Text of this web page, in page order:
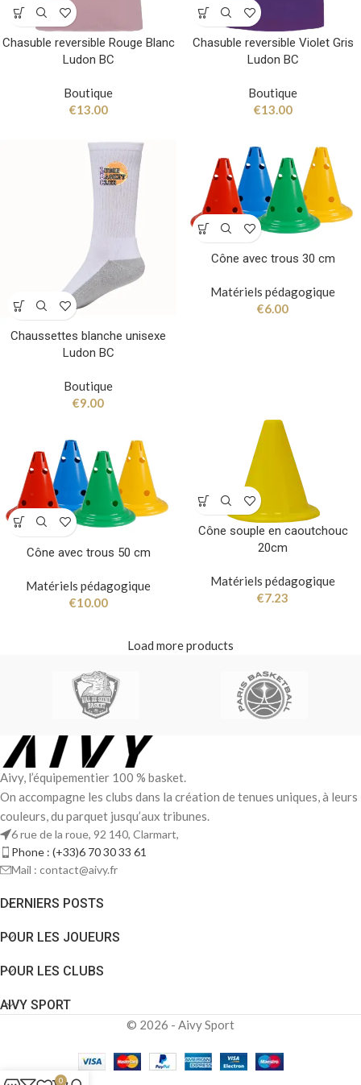
Chasuble reversible Rouge Blanc
Ludon BC
Boutique
€13.00
Chasuble reversible Violet Gris
Ludon BC
Boutique
€13.00
Chaussettes blanche unisexe
Ludon BC
Boutique
€9.00
Cône avec trous 30 cm
Matériels pédagogique
€6.00
Cône avec trous 50 cm
Matériels pédagogique
€10.00
Cône souple en caoutchouc
20cm
Matériels pédagogique
€7.23
Load more products
Aivy, l’équipementier 100 % basket.
On accompagne les clubs dans la création de tenues uniques, à leurs
couleurs, du parquet jusqu’aux tribunes.
6 rue de la roue, 92 140, Clarmart,
Phone : (+33)6 70 30 33 61
Mail : contact@aivy.fr
DERNIERS POSTS
POUR LES JOUEURS
POUR LES CLUBS
AIVY SPORT
© 2026 - Aivy Sport
0